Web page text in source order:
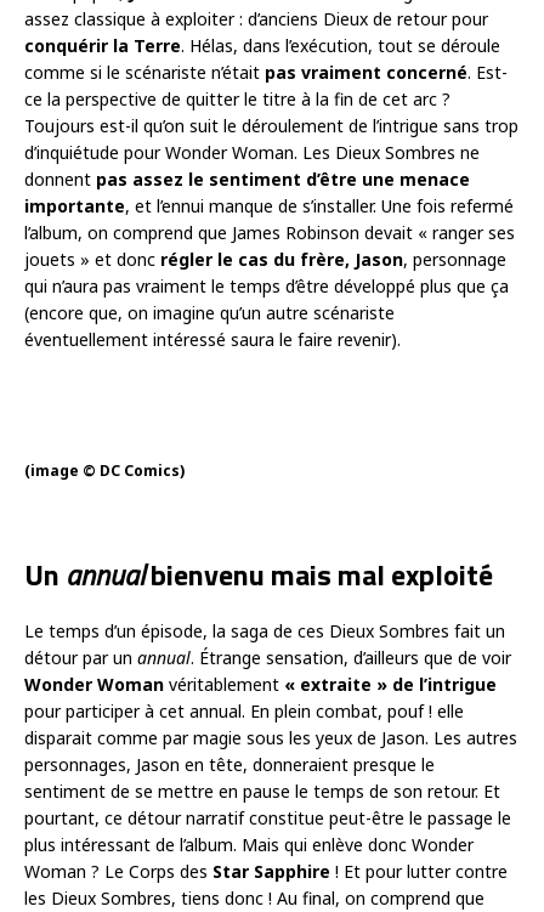
assez classique à exploiter : d’anciens Dieux de retour pour
conquérir la Terre. Hélas, dans l’exécution, tout se déroule
comme si le scénariste n’était pas vraiment concerné. Est-
ce la perspective de quitter le titre à la fin de cet arc ?
Toujours est-il qu’on suit le déroulement de l’intrigue sans trop
d’inquiétude pour Wonder Woman. Les Dieux Sombres ne
donnent pas assez le sentiment d’être une menace
importante, et l’ennui manque de s’installer. Une fois refermé
l’album, on comprend que James Robinson devait « ranger ses
jouets » et donc régler le cas du frère, Jason, personnage
qui n’aura pas vraiment le temps d’être développé plus que ça
(encore que, on imagine qu’un autre scénariste
éventuellement intéressé saura le faire revenir).
(image © DC Comics)
Un annualbienvenu mais mal exploité
Le temps d’un épisode, la saga de ces Dieux Sombres fait un
détour par un annual. Étrange sensation, d’ailleurs que de voir
Wonder Woman véritablement « extraite » de l’intrigue
pour participer à cet annual. En plein combat, pouf ! elle
disparait comme par magie sous les yeux de Jason. Les autres
personnages, Jason en tête, donneraient presque le
sentiment de se mettre en pause le temps de son retour. Et
pourtant, ce détour narratif constitue peut-être le passage le
plus intéressant de l’album. Mais qui enlève donc Wonder
Woman ? Le Corps des Star Sapphire ! Et pour lutter contre
les Dieux Sombres, tiens donc ! Au final, on comprend que